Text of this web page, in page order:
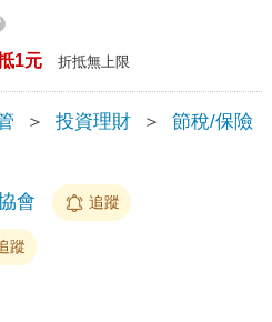
1元 折抵無上限
＞ 投資理財 ＞ 節稅/保險
會 追蹤
蹤